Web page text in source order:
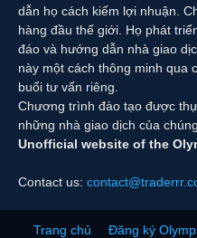
dẫn họ cách kiếm lợi nhuận.
hàng đầu thế giới. Họ phát
đáo và hướng dẫn nhà giao
này một cách thông minh qua
buổi tư vấn riêng.
Chương trình đào tạo được
những nhà giao dịch của
Unofficial website of the
Contact us:
Trang chủ Đăng ký